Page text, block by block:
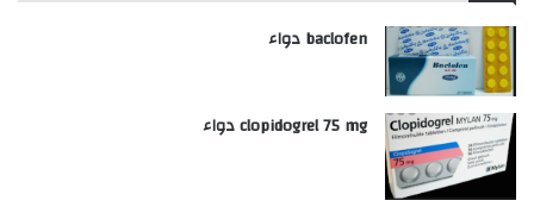
baclofen دواء
clopidogrel 75 mg دواء